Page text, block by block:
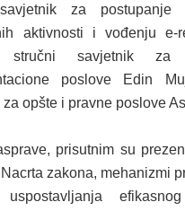
za postupanje
aktivnosti i vođenju e-
stručni savjetnik za
poslove Edin
opšte i pravne poslove
prisutnim su
zakona, mehanizmi
uspostavljanja
OBRASCI
DOKUMENTI
ZA FINANSIJE
VIJEĆE
ZA PROSTORNO UREĐENJE